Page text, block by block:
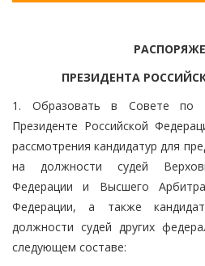
ПРЕЗИДЕНТА
1. Образовать в Совете по
Президенте Российской
рассмотрения кандидатур для
на должности судей
Федерации и Высшего
Федерации, а также
должности судей других
следующем составе: